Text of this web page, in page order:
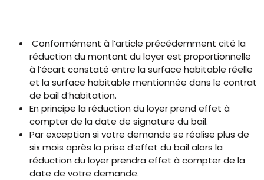
Conformément à l’article précédemment cité la
réduction du montant du loyer est proportionnelle
à l’écart constaté entre la surface habitable réelle
et la surface habitable mentionnée dans le contrat
de bail d’habitation.
En principe la réduction du loyer prend effet à
compter de la date de signature du bail.
Par exception si votre demande se réalise plus de
six mois après la prise d’effet du bail alors la
réduction du loyer prendra effet à compter de la
date de votre demande.